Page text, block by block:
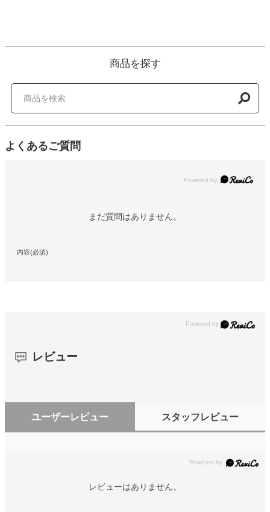
商品を探す
よくあるご質問
Powered by
まだ質問はありません。
内容(必須)
レビュー
ユーザーレビュー スタッフレビュー
レビューはありません。